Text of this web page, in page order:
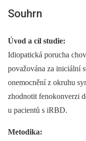
Souhrn
Úvod a cíl studie:
Idiopatická porucha
považována za iniciální
onemocnění z okruhu
zhodnotit fenokonverzi
u pacientů s iRBD.
Metodika: